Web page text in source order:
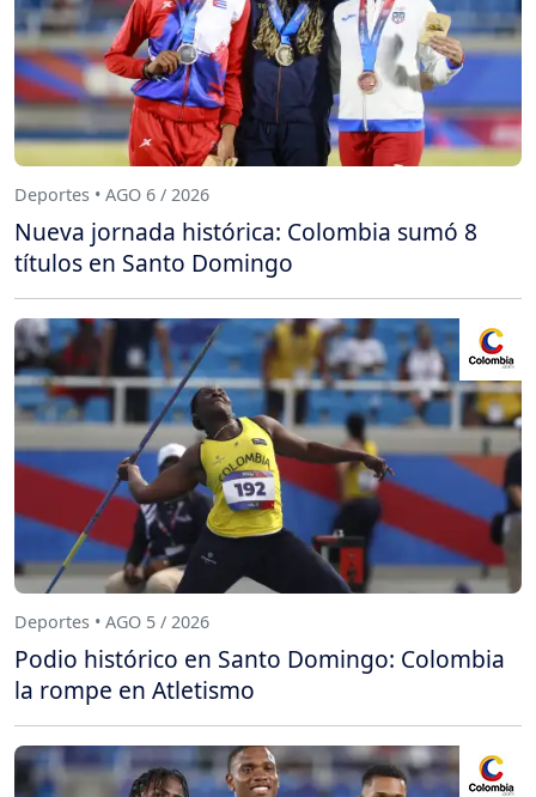
Deportes • AGO 6 / 2026
Nueva jornada histórica: Colombia sumó 8
títulos en Santo Domingo
Deportes • AGO 5 / 2026
Podio histórico en Santo Domingo: Colombia
la rompe en Atletismo